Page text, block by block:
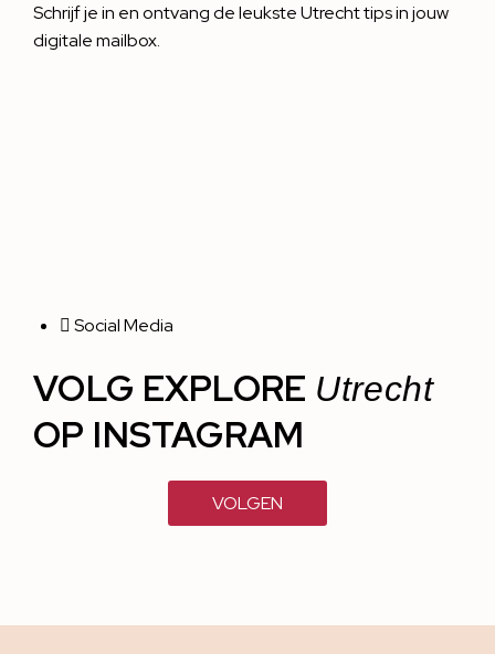
Schrijf je in en ontvang de leukste Utrecht tips in jouw
digitale mailbox.
Social Media
VOLG EXPLORE Utrecht
OP INSTAGRAM
VOLGEN